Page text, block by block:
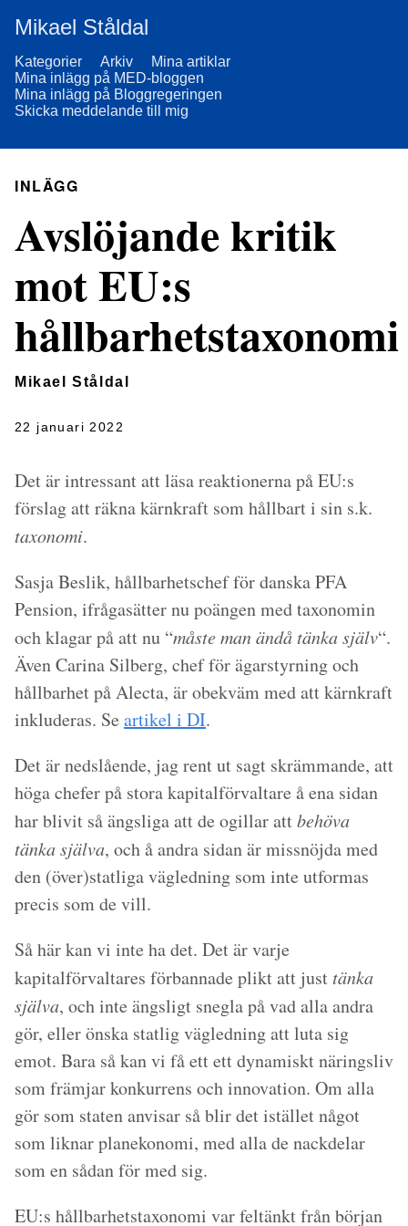
Mikael Ståldal
Kategorier Arkiv
Mina artiklar
Mina inlägg på MED-bloggen
Mina inlägg på Bloggregeringen
Skicka meddelande till mig
INLÄGG
Avslöjande kritik
mot EU:s
hållbarhetstaxonomi
Mikael Ståldal
22 januari 2022
Det är intressant att läsa reaktionerna på EU:s
förslag att räkna kärnkraft som hållbart i sin s.k.
taxonomi.
Sasja Beslik, hållbarhetschef för danska PFA
Pension, ifrågasätter nu poängen med taxonomin
och klagar på att nu “måste man ändå tänka själv“.
Även Carina Silberg, chef för ägarstyrning och
hållbarhet på Alecta, är obekväm med att kärnkraft
inkluderas. Se artikel i DI.
Det är nedslående, jag rent ut sagt skrämmande, att
höga chefer på stora kapitalförvaltare å ena sidan
har blivit så ängsliga att de ogillar attbehöva
tänka själva, och å andra sidan är missnöjda med
den (över)statliga vägledning som inte utformas
precis som de vill.
Så här kan vi inte ha det. Det är varje
kapitalförvaltares förbannade plikt att just tänka
själva, och inte ängsligt snegla på vad alla andra
gör, eller önska statlig vägledning att luta sig
emot. Bara så kan vi få ett ett dynamiskt näringsliv
som främjar konkurrens och innovation. Om alla
gör som staten anvisar så blir det istället något
som liknar planekonomi, med alla de nackdelar
som en sådan för med sig.
EU:s hållbarhetstaxonomi var feltänkt från början